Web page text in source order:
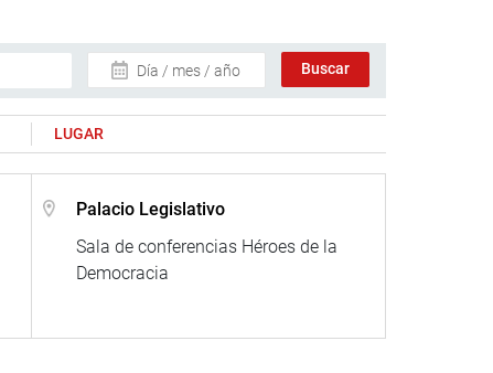
Día / mes / año
LUGAR
Palacio Legislativo
Sala de conferencias Héroes de la
Democracia